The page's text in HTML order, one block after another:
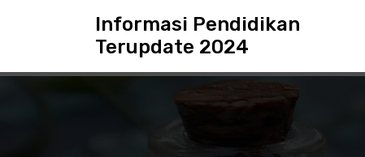
t
Informasi Pendidikan
Terupdate 2024